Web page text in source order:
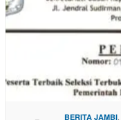
BERITA JAMBI,